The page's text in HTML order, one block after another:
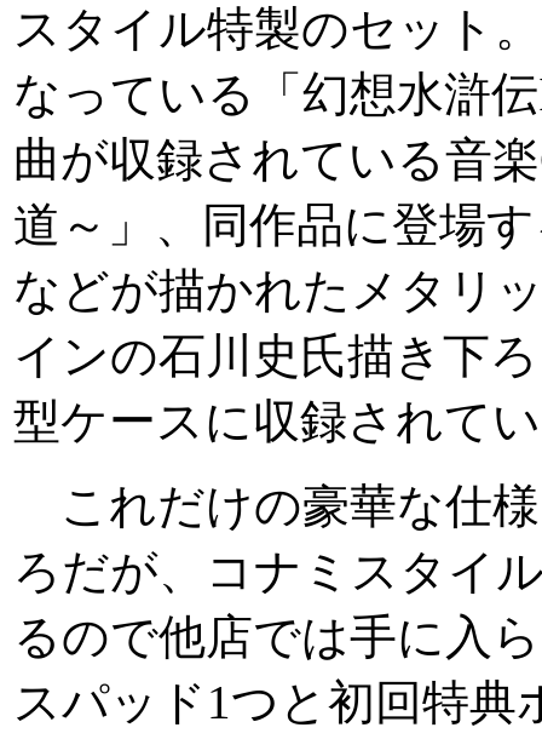
スタイル特製のセット
なっている「幻想水滸
曲が収録されている音
道～」、同作品に登場
などが描かれたメタリ
インの石川史氏描き下
型ケースに収録されて
これだけの豪華な仕
ろだが、コナミスタイ
るので他店では手に入
スパッド1つと初回特